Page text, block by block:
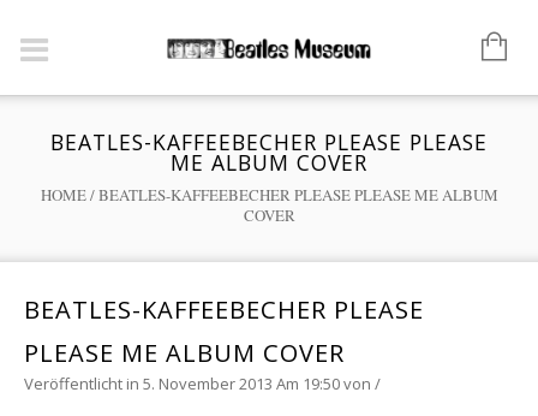
BEATLES-KAFFEEBECHER PLEASE PLEASE
ME ALBUM COVER
HOME/BEATLES-KAFFEEBECHER PLEASE PLEASE ME ALBUM
COVER
BEATLES-KAFFEEBECHER PLEASE
PLEASE ME ALBUM COVER
Veröffentlicht in 5. November 2013 Am 19:50von /